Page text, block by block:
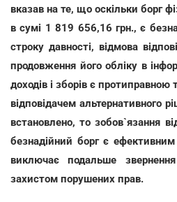
вказав на те, що оскільки борг
в сумі 1 819 656,16 грн., є
строку давності, відмова
продовження його обліку в
доходів і зборів є
відповідачем альтернативного
встановлено, то зобов`язання
безнадійний борг є
виключає подальше
захистом порушених прав.